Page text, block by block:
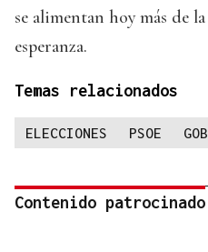
se alimentan hoy más de
esperanza.
Temas relacionados
ELECCIONES PSOE
Contenido patrocinado